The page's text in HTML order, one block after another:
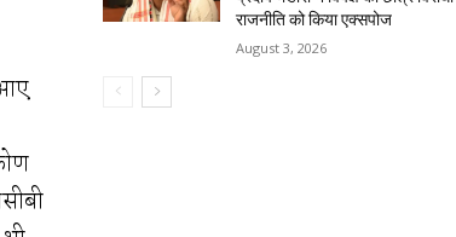
राजनीति को किया एक्सपोज
August 3, 2026